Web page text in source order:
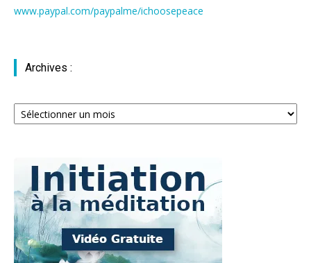
www.paypal.com/paypalme/ichoosepeace
Archives :
Archives